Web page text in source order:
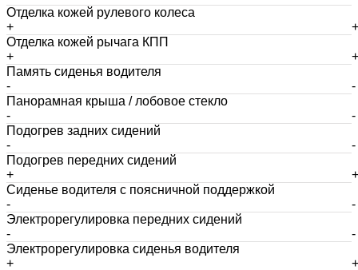
Отделка кожей рулевого колеса
+
+
Отделка кожей рычага КПП
+
+
Память сиденья водителя
-
-
Панорамная крыша / лобовое стекло
-
-
Подогрев задних сидений
-
-
Подогрев передних сидений
+
+
Сиденье водителя с поясничной поддержкой
-
-
Электрорегулировка передних сидений
-
-
Электрорегулировка сиденья водителя
+
+